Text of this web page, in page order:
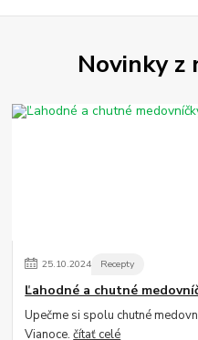
Novinky z
25.10.2024 Recepty
Ľahodné a chutné
Upečme si spolu chutné
Vianoce.čítať celé